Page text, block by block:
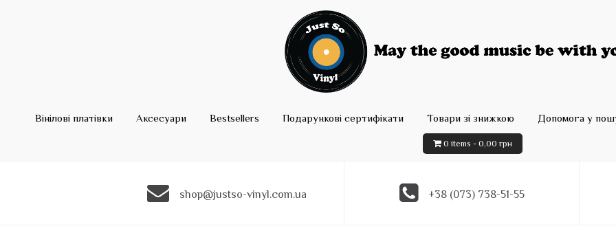
Вінілові платівки Аксесуари Bestsellers Подарункові сертифікати Товари зі знижкою Допомога у
0 items - 0,00 грн
shop@justso-vinyl.com.ua +38 (073) 738-51-55